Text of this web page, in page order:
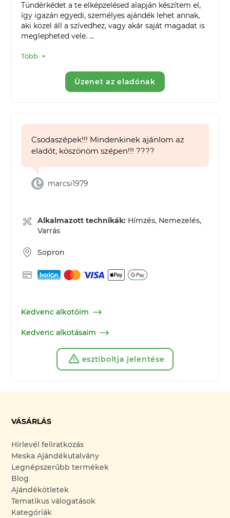
Tündérkédet a te elképzelésed alapján készítem el,
így igazán egyedi, személyes ajándék lehet annak,
aki közel áll a szívedhez, vagy akár saját magadat is
meglepheted vele. ...
Több
Üzenet az eladónak
Csodaszépek!!! Mindenkinek ajánlom az
eladót, köszönöm szépen!!! ????
marcsi1979
Alkalmazott technikák: Hímzés, Nemezelés,
Varrás
Sopron
Kedvenc alkotóim
Kedvenc alkotásaim
esztiboltja jelentése
VÁSÁRLÁS
Hírlevél feliratkozás
Meska Ajándékutalvány
Legnépszerűbb termékek
Blog
Ajándékötletek
Tematikus válogatások
Kategóriák